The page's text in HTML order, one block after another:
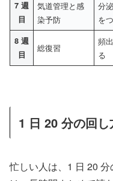
7 週
目
気道管理と感
染予防
分
を
8 週
目
総復習
頻
る
1 日 20 分の回
忙しい人は、1 日 20